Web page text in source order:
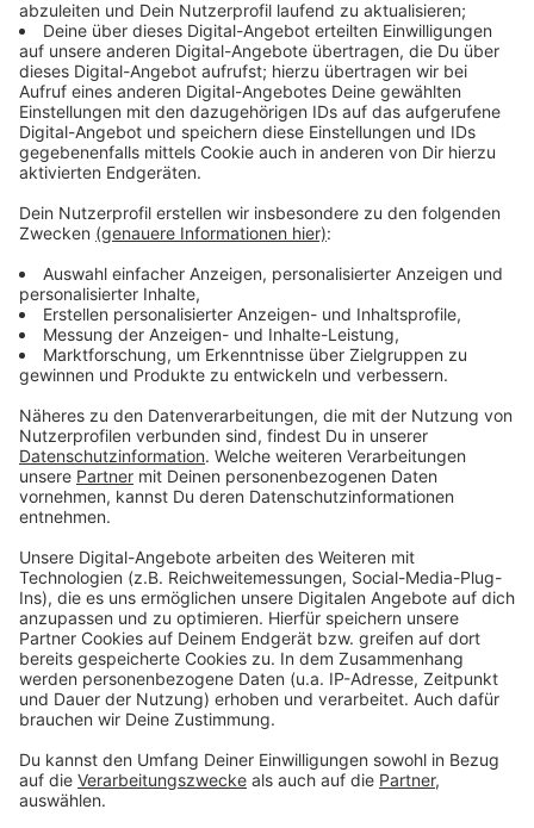
© © PlusCity
Triff genau ins Schwarze!
Black Friday Week in der PlusCity!
Ihr wollt megagünstig shoppen?
Dann holt euch von Montag, 25., bis Samstag, 30.
Novembertolle Angebotein vielen Shops und in der
PlusCity-App.
(Alle Angebote sind gültig von Mo., 25.11. – Sa.,
30.11.2023, falls nicht anders angegeben.)
DiePlusCityist Österreichs bestes Shopping-,
Lifestyle- und Entertainmentcenter. Rund 220
Shops einschließlich 50 Restaurants, Bars und Cafés
machen Einkaufen, Freunde treffen & Genießen zu
einem 360°-Erlebnis, das im Raum Linz
seinesgleichen sucht. Und weit darüber hinaus. Eine
atemberaubende Architektur mit der weltweit
größten Glaskuppel, die je in einem Shoppingcenter